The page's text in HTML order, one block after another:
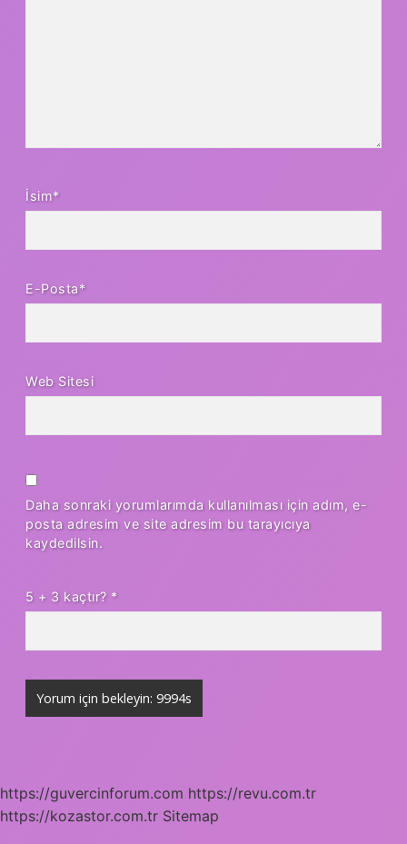
İsim*
E-Posta*
Web Sitesi
Daha sonraki yorumlarımda kullanılması için adım, e-
posta adresim ve site adresim bu tarayıcıya
kaydedilsin.
5 + 3 kaçtır? *
https://guvercinforum.com https://revu.com.tr
https://kozastor.com.tr Sitemap